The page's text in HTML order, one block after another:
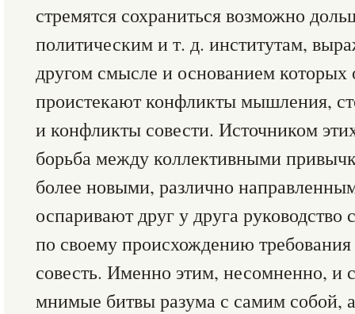
стремятся сохраниться возможно
политическим и т. д. институтам,
другом смысле и основанием
проистекают конфликты мышления,
и конфликты совести. Источником
борьба между коллективными
более новыми, различно
оспаривают друг у друга
по своему происхождению
совесть. Именно этим, несомненно, и
мнимые битвы разума с самим собой,